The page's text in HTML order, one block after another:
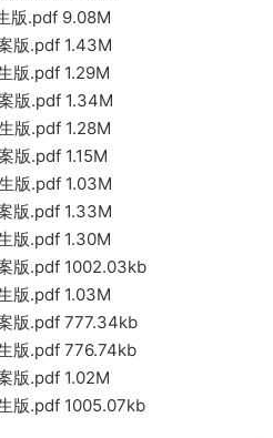
版.pdf 9.08M
版.pdf 1.43M
版.pdf 1.29M
版.pdf 1.34M
版.pdf 1.28M
版.pdf 1.15M
版.pdf 1.03M
版.pdf 1.33M
版.pdf 1.30M
版.pdf 1002.03kb
版.pdf 1.03M
版.pdf 777.34kb
版.pdf 776.74kb
版.pdf 1.02M
版.pdf 1005.07kb